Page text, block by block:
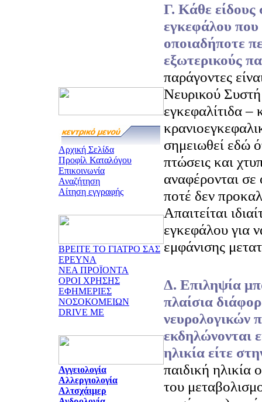
Αρχική Σελίδα
Προφίλ Καταλόγου
Επικοινωνία
Αναζήτηση
Αίτηση εγγραφής
ΒΡΕΙΤΕ ΤΟ ΓΙΑΤΡΟ ΣΑΣ
ΕΡΕΥΝΑ
ΝΕΑ ΠΡΟΪΟΝΤΑ
ΟΡΟΙ ΧΡΗΣΗΣ
ΕΦΗΜΕΡΙΕΣ
ΝΟΣΟΚΟΜΕΙΩΝ
DRIVE ME
Αγγειολογία
Αλλεργιολογία
Αλτσχάιμερ
Γ. Κάθε
εγκεφάλου που
οποιαδήποτε
εξωτερικούς
παράγοντες
Νευρικού
εγκεφαλίτιδα –
σημειωθεί εδώ
πτώσεις και
αναφέρονται σε
ποτέ δεν
Απαιτείται
εγκεφάλου για
εμφάνισης
Δ. Επιληψία
πλαίσια
νευρολογικών
εκδηλώνονται
ηλικία είτε
παιδική ηλικία
του